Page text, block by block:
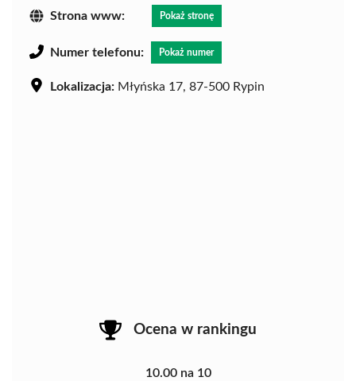
Strona www: Pokaż stronę
Numer telefonu: Pokaż numer
Lokalizacja: Młyńska 17, 87-500 Rypin
Ocena w rankingu
10.00 na 10